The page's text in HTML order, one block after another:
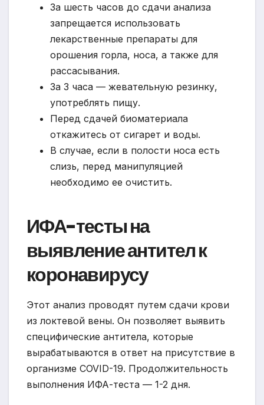
За шесть часов до сдачи анализа
запрещается использовать
лекарственные препараты для
орошения горла, носа, а также для
рассасывания.
За 3 часа — жевательную резинку,
употреблять пищу.
Перед сдачей биоматериала
откажитесь от сигарет и воды.
В случае, если в полости носа есть
слизь, перед манипуляцией
необходимо ее очистить.
ИФА-тесты на
выявление антител к
коронавирусу
Этот анализ проводят путем сдачи крови
из локтевой вены. Он позволяет выявить
специфические антитела, которые
вырабатываются в ответ на присутствие в
организме COVID-19. Продолжительность
выполнения ИФА-теста — 1-2 дня.